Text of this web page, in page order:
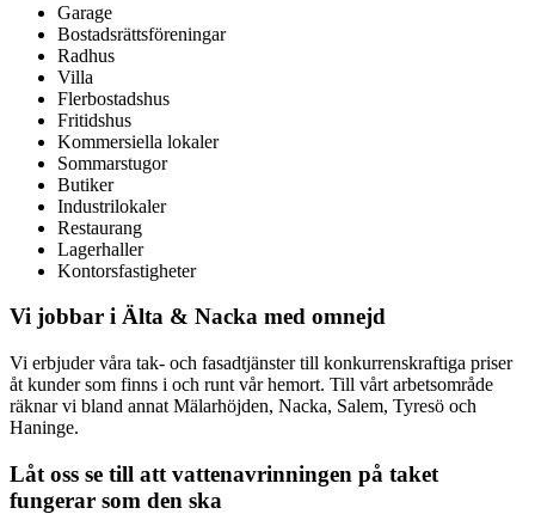
Garage
Bostadsrättsföreningar
Radhus
Villa
Flerbostadshus
Fritidshus
Kommersiella lokaler
Sommarstugor
Butiker
Industrilokaler
Restaurang
Lagerhaller
Kontorsfastigheter
Vi jobbar i Älta & Nacka med omnejd
Vi erbjuder våra tak- och fasadtjänster till konkurrenskraftiga priser
åt kunder som finns i och runt vår hemort. Till vårt arbetsområde
räknar vi bland annat Mälarhöjden, Nacka, Salem, Tyresö och
Haninge.
Låt oss se till att vattenavrinningen på taket
fungerar som den ska